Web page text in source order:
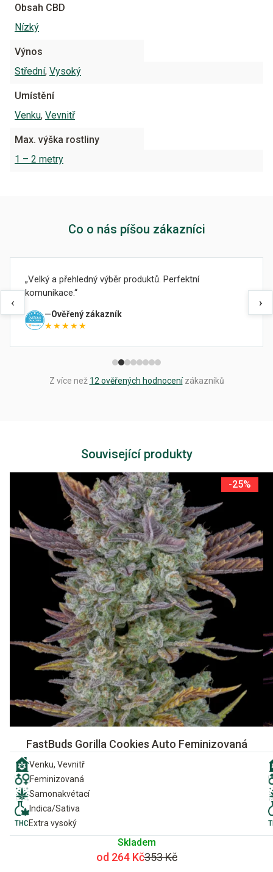
Obsah CBD
Nízký
Výnos
Střední, Vysoký
Umístění
Venku, Vevnitř
Max. výška rostliny
1 – 2 metry
Co o nás píšou zákazníci
‹
Velký a přehledný výběr produktů. Perfektní
komunikace.
Ověřený zákazník
★★★★★
›
Z více než 12 ověřených hodnocenízákazníků
Související produkty
-25%
FastBuds Gorilla Cookies Auto Feminizovaná
Venku, Vevnitř
Feminizovaná
Samonakvétací
Indica/Sativa
Extra vysoký
Skladem
od 264 Kč353 Kč